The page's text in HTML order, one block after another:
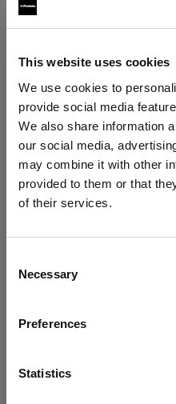
This website uses cookies
We use cookies to
provide social media
We also share information
our social media,
may combine it with other
provided to them or that
of their services.
Selection
Necessary
Preferences
Statistics
地域を変
Latvia
光になります。
Step 4. 自分の欲しいブル
イトバランスを調整しま
Step 5.フル CTO (オレン
付けた C1 Plus を加え、
うすることで、暖かな太
な感覚を作ります。
ヒント
暖かな光を、葉やケーブ